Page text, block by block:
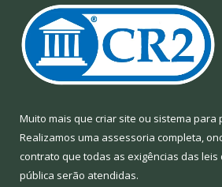
Muito mais que criar site ou sistema para
Realizamos uma assessoria completa,
contrato que todas as exigências das leis
pública serão atendidas.